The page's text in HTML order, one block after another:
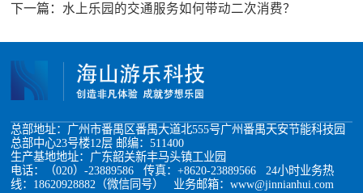
下一篇： 水上乐园的交通服务如何带动二次消费？
总部地址：广州市番禺区番禺大道北555号广州番禺天安节能科技园
总部中心23号楼12层 邮编：511400
生产基地地址：广东韶关新丰马头镇工业园
电话：（020）-23889586 传真：+8620-23889566 24小时业务热
线：18620928882（微信同号） 业务邮箱：www@jinnianhui.com